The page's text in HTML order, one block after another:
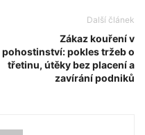
Další článek
Zákaz kouření v
pohostinství: pokles tržeb o
třetinu, útěky bez placení a
zavírání podniků